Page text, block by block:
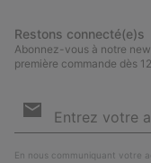
Restons connecté(e)s
Abonnez-vous à notre
première commande dès
par
En nous communiquant votre